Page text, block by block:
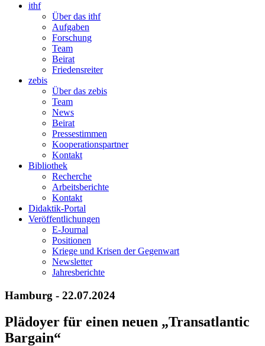
ithf
Über das ithf
Aufgaben
Forschung
Team
Beirat
Friedensreiter
zebis
Über das zebis
Team
News
Beirat
Pressestimmen
Kooperationspartner
Kontakt
Bibliothek
Recherche
Arbeitsberichte
Kontakt
Didaktik-Portal
Veröffentlichungen
E­-Journal
Positionen
Kriege und Krisen der Gegenwart
Newsletter
Jahresberichte
Hamburg - 22.07.2024
Plädoyer für einen neuen „Transatlantic
Bargain“